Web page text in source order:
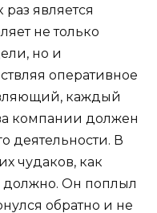
раз является
не только
но и
оперативное
каждый
компании должен
деятельности. В
чудаков, как
должно. Он поплыл
обратно и не